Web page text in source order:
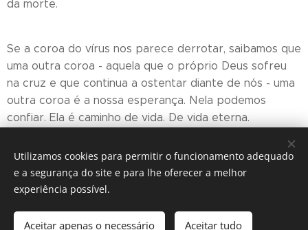
da morte.
Se a coroa do vírus nos parece derrotar, saibamos que
uma outra coroa - aquela que o próprio Deus sofreu
na cruz e que continua a ostentar diante de nós - uma
outra coroa é a nossa esperança. Nela podemos
confiar. Ela é caminho de vida. De vida eterna.
IGREJA CATÓLICA
Utilizamos cookies para permitir o funcionamento adequado
e a segurança do site e para lhe oferecer a melhor
experiência possível.
Aceitar apenas o necessário Aceitar tudo